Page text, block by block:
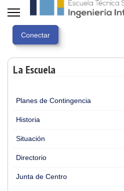
La Escuela
Planes de Contingencia
Historia
Situación
Directorio
Junta de Centro